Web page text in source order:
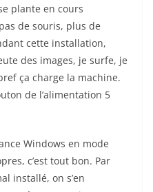
plante en cours
de souris, plus de
cette installation,
des images, je surfe, je
ça charge la machine.
de l’alimentation 5
Windows en mode
c’est tout bon. Par
installé, on s’en